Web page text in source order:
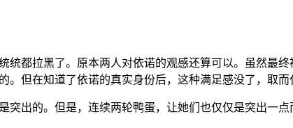
统都拉黑了。原本两人对依诺的观感还算可以。虽然最
但在知道了依诺的真实身份后，这种满足感没了，取而
出的。但是，连续两轮鸭蛋，让她们也仅仅是突出一